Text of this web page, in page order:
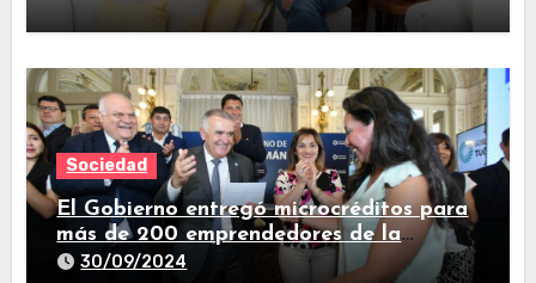
Sociedad
El Gobierno entregó microcréditos para
más de 200 emprendedores de la
provincia
30/09/2024